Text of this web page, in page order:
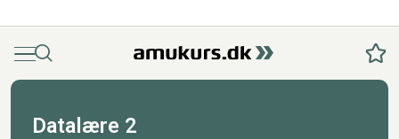
MenuSøg
Datalære 2